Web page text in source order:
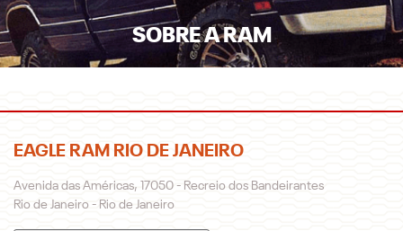
SOBRE A RAM
EAGLE RAM RIO DE JANEIRO
Avenida das Américas, 17050 - Recreio dos Bandeirantes
Rio de Janeiro - Rio de Janeiro